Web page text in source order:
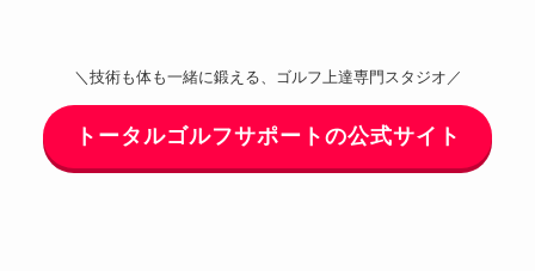
＼技術も体も一緒に鍛える、ゴルフ上達専門スタジオ／
トータルゴルフサポートの公式サイト